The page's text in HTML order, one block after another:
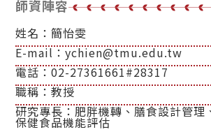
師資陣容
姓名：簡怡雯
E-mail：ychien@tmu.edu.tw
電話：02-27361661#28317
職稱：教授
研究專長：肥胖機轉、膳食設計管理
保健食品機能評估